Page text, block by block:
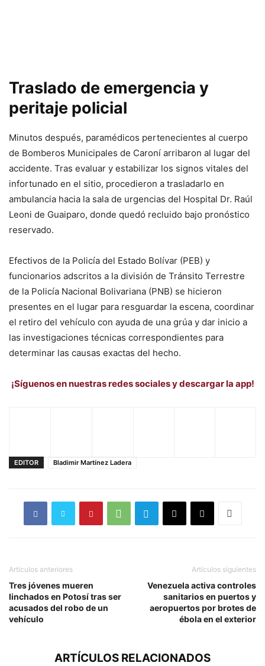
Traslado de emergencia y
peritaje policial
Minutos después, paramédicos pertenecientes al cuerpo
de Bomberos Municipales de Caroní arribaron al lugar del
accidente. Tras evaluar y estabilizar los signos vitales del
infortunado en el sitio, procedieron a trasladarlo en
ambulancia hacia la sala de urgencias del Hospital Dr. Raúl
Leoni de Guaiparo, donde quedó recluido bajo pronóstico
reservado.
Efectivos de la Policía del Estado Bolívar (PEB) y
funcionarios adscritos a la división de Tránsito Terrestre
de la Policía Nacional Bolivariana (PNB) se hicieron
presentes en el lugar para resguardar la escena, coordinar
el retiro del vehículo con ayuda de una grúa y dar inicio a
las investigaciones técnicas correspondientes para
determinar las causas exactas del hecho.
¡Síguenos en nuestras redes sociales y descargar la app!
EDITOR Bladimir Martínez Ladera
Artículos anteriores
Tres jóvenes mueren
linchados en Potosí tras ser
acusados del robo de un
vehículo
Artículos siguientes
Venezuela activa controles
sanitarios en puertos y
aeropuertos por brotes de
ébola en el exterior
ARTÍCULOS RELACIONADOS